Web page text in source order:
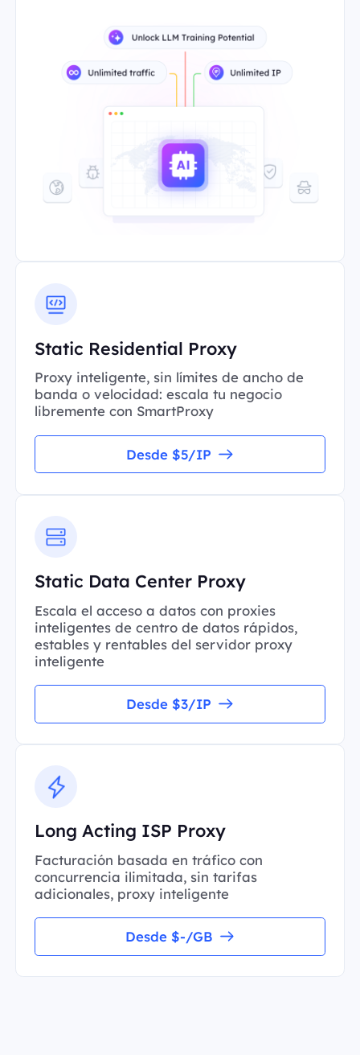
Static Residential Proxy
Proxy inteligente, sin límites de ancho de
banda o velocidad: escala tu negocio
libremente con SmartProxy
Desde $5/IP
Static Data Center Proxy
Escala el acceso a datos con proxies
inteligentes de centro de datos rápidos,
estables y rentables del servidor proxy
inteligente
Desde $3/IP
Long Acting ISP Proxy
Facturación basada en tráfico con
concurrencia ilimitada, sin tarifas
adicionales, proxy inteligente
Desde $-/GB